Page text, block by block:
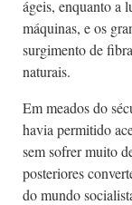
ágeis, enquanto a
máquinas, e os
surgimento de
naturais.
Em meados do
havia permitido
sem sofrer muito
posteriores
do mundo